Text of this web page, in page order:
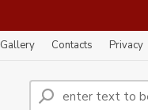
Gallery Contacts Privacy